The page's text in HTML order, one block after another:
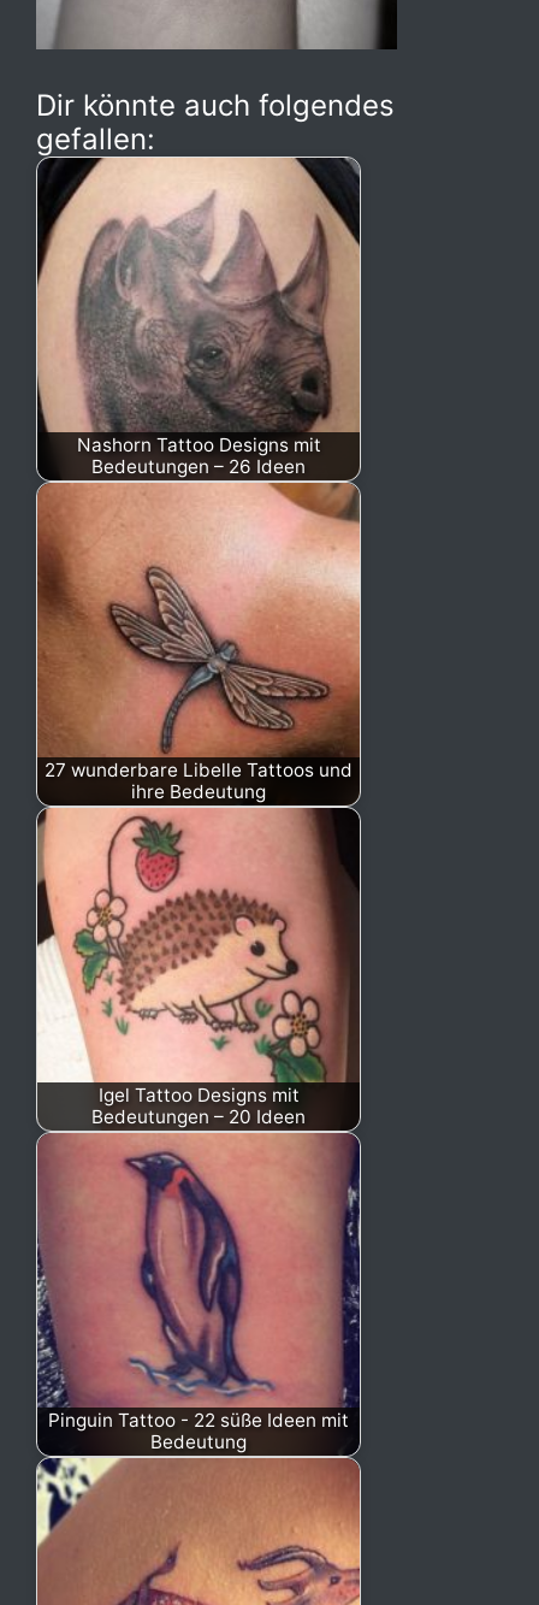
Dir könnte auch folgendes
gefallen:
Nashorn Tattoo Designs mit
Bedeutungen – 26 Ideen
27 wunderbare Libelle Tattoos und
ihre Bedeutung
Igel Tattoo Designs mit
Bedeutungen – 20 Ideen
Pinguin Tattoo - 22 süße Ideen mit
Bedeutung